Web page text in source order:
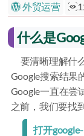
外贸运营
什么是
要清晰理解什
Google搜索结果
Google一直在尝
之前，我们要找
打开